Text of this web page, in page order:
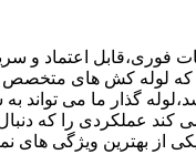
فوری،قابل اعتماد و
لوله کش های متخصص ما
گذار ما می
کند عملکردی را که دنبال
از بهترین ویژگی های